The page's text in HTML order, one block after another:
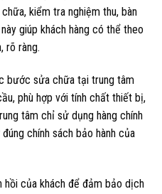
kiểm tra nghiệm thu, bàn
giúp khách hàng có thể theo
rõ ràng.
bước sửa chữa tại trung tâm
phù hợp với tính chất thiết bị,
tâm chỉ sử dụng hàng chính
chính sách bảo hành của
hồi của khách để đảm bảo dịch